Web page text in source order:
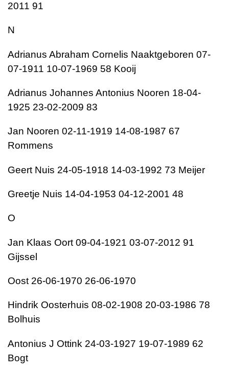
2011 91
N
Adrianus Abraham Cornelis Naaktgeboren 07-
07-1911 10-07-1969 58 Kooij
Adrianus Johannes Antonius Nooren 18-04-
1925 23-02-2009 83
Jan Nooren 02-11-1919 14-08-1987 67
Rommens
Geert Nuis 24-05-1918 14-03-1992 73 Meijer
Greetje Nuis 14-04-1953 04-12-2001 48
O
Jan Klaas Oort 09-04-1921 03-07-2012 91
Gijssel
Oost 26-06-1970 26-06-1970
Hindrik Oosterhuis 08-02-1908 20-03-1986 78
Bolhuis
Antonius J Ottink 24-03-1927 19-07-1989 62
Bogt